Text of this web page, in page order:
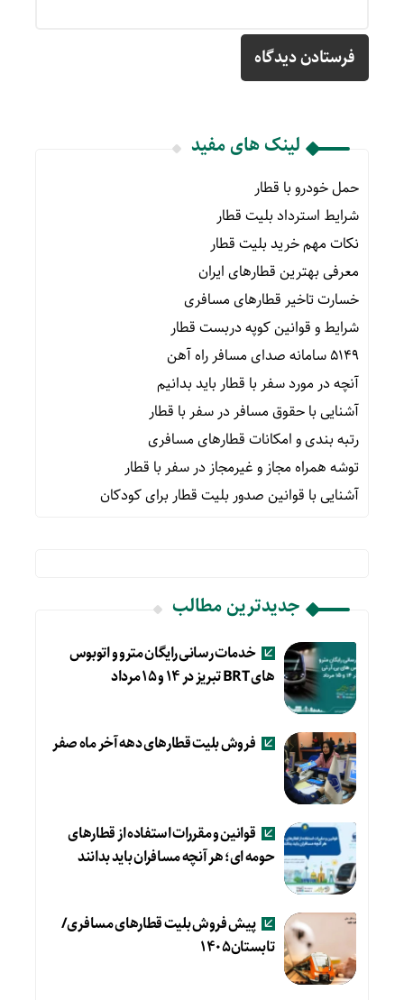
لینک های مفید
حمل خودرو با قطار
شرایط استرداد بلیت قطار
نکات مهم خرید بلیت قطار
معرفی بهترین قطارهای ایران
خسارت تاخیر قطارهای مسافری
شرایط و قوانین کوپه دربست قطار
۵۱۴۹ سامانه صدای مسافر راه آهن
آنچه در مورد سفر با قطار باید بدانیم
آشنایی با حقوق مسافر در سفر با قطار
رتبه بندی و امکانات قطارهای مسافری
توشه همراه مجاز و غیرمجاز در سفر با قطار
آشنایی با قوانین صدور بلیت قطار برای کودکان
جدیدترین مطالب
خدمات رسانی رایگان مترو و اتوبوس
های BRT تبریز در ۱۴ و ۱۵ مرداد
فروش بلیت قطارهای دهه آخر ماه صفر
قوانین و مقررات استفاده از قطارهای
حومه ای؛ هر آنچه مسافران باید بدانند
پیش فروش بلیت قطارهای مسافری/
تابستان۱۴۰۵